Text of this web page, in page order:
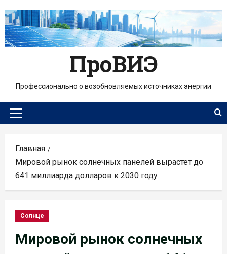
содержимому
ПроВИЭ
Профессионально о возобновляемых источниках энергии
Основное
Главная
Мировой рынок солнечных панелей вырастет до
641 миллиарда долларов к 2030 году
Солнце
Мировой рынок солнечных